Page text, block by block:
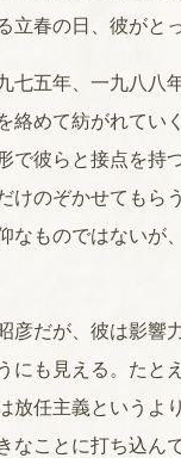
立春の日、彼がと
五年、一九八八
絡めて紡がれてい
で彼らと接点を持
けのぞかせてもら
なものではないが
だが、彼は影響
にも見える。たと
任主義というよ
なことに打ち込ん